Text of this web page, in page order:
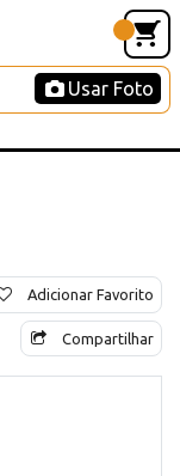
Usar Foto
Adicionar Favorito
Compartilhar